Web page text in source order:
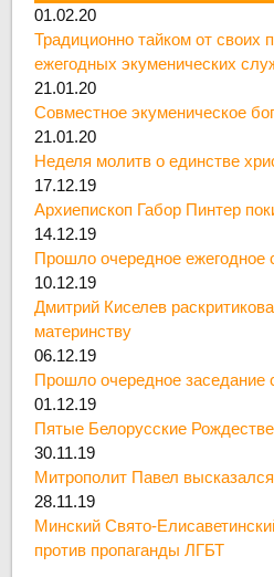
01.02.20
Традиционно тайком от своих
ежегодных экуменических
21.01.20
Совместное экуменическое
21.01.20
Неделя молитв о единстве
17.12.19
Архиепископ Габор Пинтер
14.12.19
Прошло очередное
10.12.19
Дмитрий Киселев
материнству
06.12.19
Прошло очередное заседание
01.12.19
Пятые Белорусские
30.11.19
Митрополит Павел
28.11.19
Минский Свято-
против пропаганды ЛГБТ